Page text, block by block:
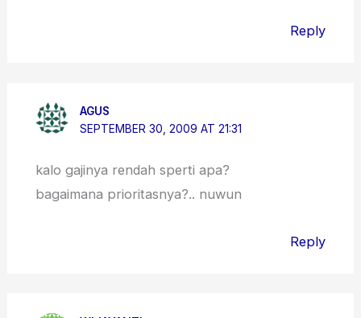
Reply
AGUS
SEPTEMBER 30, 2009 AT 21:31
kalo gajinya rendah sperti apa?
bagaimana prioritasnya?.. nuwun
Reply